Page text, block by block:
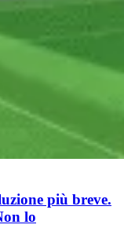
più breve.
lo